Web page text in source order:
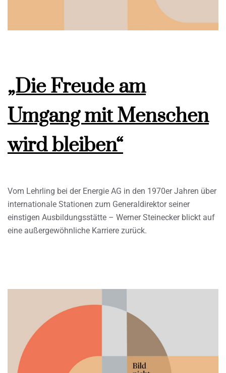
„Die Freude am
Umgang mit Menschen
wird bleiben“
Vom Lehrling bei der Energie AG in den 1970er Jahren über
internationale Stationen zum Generaldirektor seiner
einstigen Ausbildungsstätte – Werner Steinecker blickt auf
eine außergewöhnliche Karriere zurück.